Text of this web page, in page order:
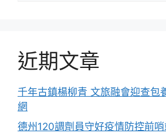
近期文章
千年古鎮楊柳青 文旅融會迎查包
網
德州120調劑員守好疫情防控前